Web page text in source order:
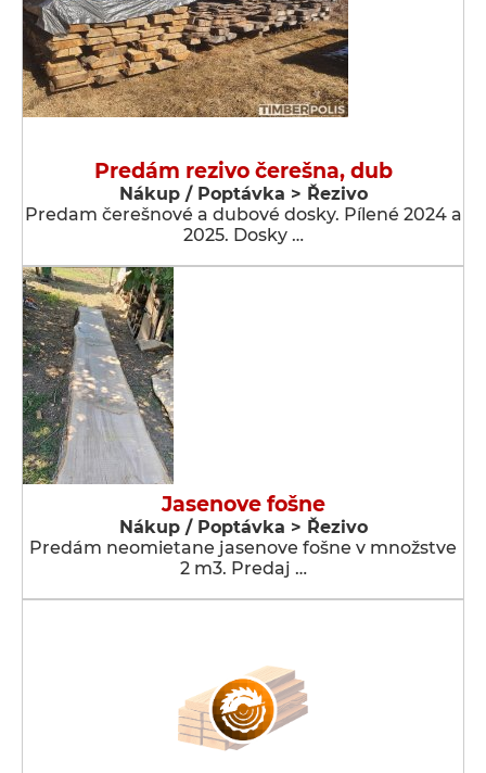
Predám rezivo čerešna, dub
Nákup / Poptávka > Řezivo
Predam čerešnové a dubové dosky. Pílené 2024 a
2025. Dosky …
Jasenove fošne
Nákup / Poptávka > Řezivo
Predám neomietane jasenove fošne v množstve
2 m3. Predaj …